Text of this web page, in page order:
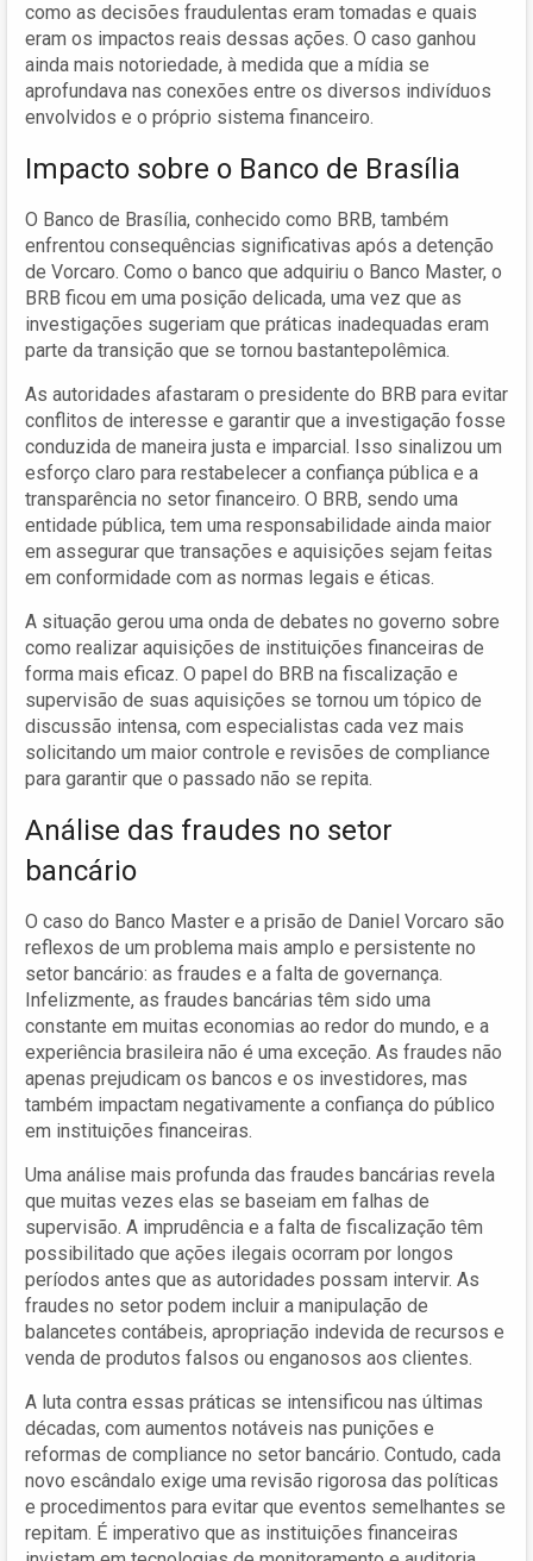
como as decisões fraudulentas eram tomadas e quais
eram os impactos reais dessas ações. O caso ganhou
ainda mais notoriedade, à medida que a mídia se
aprofundava nas conexões entre os diversos indivíduos
envolvidos e o próprio sistema financeiro.
Impacto sobre o Banco de Brasília
O Banco de Brasília, conhecido como BRB, também
enfrentou consequências significativas após a detenção
de Vorcaro. Como o banco que adquiriu o Banco Master, o
BRB ficou em uma posição delicada, uma vez que as
investigações sugeriam que práticas inadequadas eram
parte da transição que se tornou bastantepolêmica.
As autoridades afastaram o presidente do BRB para evitar
conflitos de interesse e garantir que a investigação fosse
conduzida de maneira justa e imparcial. Isso sinalizou um
esforço claro para restabelecer a confiança pública e a
transparência no setor financeiro. O BRB, sendo uma
entidade pública, tem uma responsabilidade ainda maior
em assegurar que transações e aquisições sejam feitas
em conformidade com as normas legais e éticas.
A situação gerou uma onda de debates no governo sobre
como realizar aquisições de instituições financeiras de
forma mais eficaz. O papel do BRB na fiscalização e
supervisão de suas aquisições se tornou um tópico de
discussão intensa, com especialistas cada vez mais
solicitando um maior controle e revisões de compliance
para garantir que o passado não se repita.
Análise das fraudes no setor
bancário
O caso do Banco Master e a prisão de Daniel Vorcaro são
reflexos de um problema mais amplo e persistente no
setor bancário: as fraudes e a falta de governança.
Infelizmente, as fraudes bancárias têm sido uma
constante em muitas economias ao redor do mundo, e a
experiência brasileira não é uma exceção. As fraudes não
apenas prejudicam os bancos e os investidores, mas
também impactam negativamente a confiança do público
em instituições financeiras.
Uma análise mais profunda das fraudes bancárias revela
que muitas vezes elas se baseiam em falhas de
supervisão. A imprudência e a falta de fiscalização têm
possibilitado que ações ilegais ocorram por longos
períodos antes que as autoridades possam intervir. As
fraudes no setor podem incluir a manipulação de
balancetes contábeis, apropriação indevida de recursos e
venda de produtos falsos ou enganosos aos clientes.
A luta contra essas práticas se intensificou nas últimas
décadas, com aumentos notáveis nas punições e
reformas de compliance no setor bancário. Contudo, cada
novo escândalo exige uma revisão rigorosa das políticas
e procedimentos para evitar que eventos semelhantes se
repitam. É imperativo que as instituições financeiras